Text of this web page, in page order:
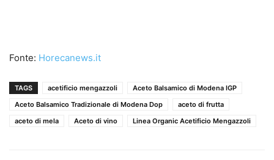
Fonte: Horecanews.it
TAGS acetificio mengazzoli
Aceto Balsamico di Modena IGP
Aceto Balsamico Tradizionale di Modena Dop
aceto di frutta
aceto di mela
Aceto di vino Linea Organic Acetificio Mengazzoli